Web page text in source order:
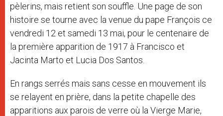
pèlerins, mais retient son souffle. Une page de son
histoire se tourne avec la venue du pape François ce
vendredi 12 et samedi 13 mai, pour le centenaire de
la première apparition de 1917 à Francisco et
Jacinta Marto et Lucia Dos Santos.
En rangs serrés mais sans cesse en mouvement ils
se relayent en prière, dans la petite chapelle des
apparitions aux parois de verre où la Vierge Marie,